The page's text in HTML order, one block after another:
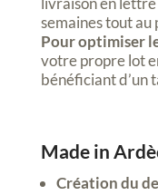
semaines tout au
Pour optimiser
votre propre lot
bénéficiant d’un
Made in
Création du